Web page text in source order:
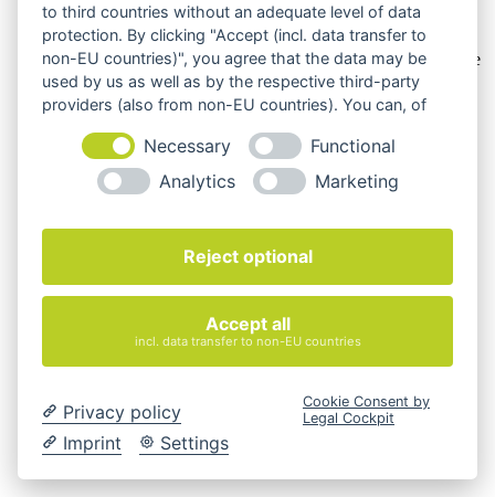
Die Produktbilder der Artikel zeigen Beispiele, die in der
Ausstattung, Farbe oder Konfiguration von der
Artikelbeschreibung abweichen können. Maßgeblich sind die
Beschreibungen und Abbildungen im unverbindlichen
Angebot. Gerne konfigurieren wir das ausgewählte Produkt
genau nach Ihren Vorstellungen.
Cookie-Einstellungen ändern
Über Uns
FAQ
Zahlungsarten
Widerrufsbelehrung
© 2026 Quadro Office Nord - Ihr Büroeinrichter
to third countries without an adequate level of data
protection. By clicking "Accept (incl. data transfer to
non-EU countries)", you agree that the data may be
used by us as well as by the respective third-party
providers (also from non-EU countries). You can, of
Necessary
Functional
Analytics
Marketing
Reject optional
Accept all
incl. data transfer to non-EU countries
Privacy policy
Imprint
Settings
Cookie Consent by
Legal Cockpit